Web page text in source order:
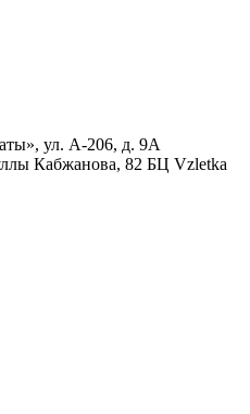
ул. А-206, д. 9А
Кабжанова, 82 БЦ Vzletka